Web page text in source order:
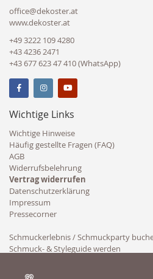
office@dekoster.at
www.dekoster.at
+49 3222 109 4280
+43 4236 2471
+43 677 623 47 410 (WhatsApp)
Wichtige Links
Wichtige Hinweise
Häufig gestellte Fragen (FAQ)
AGB
Widerrufsbelehrung
Vertrag widerrufen
Datenschutzerklärung
Impressum
Pressecorner
Schmuckerlebnis / Schmuckparty
Schmuck- & Styleguide werden